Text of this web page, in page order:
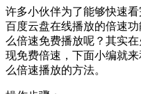
许多小伙伴为了能够快速
百度云盘在线播放的倍速
么倍速免费播放呢？其实
现免费倍速，下面小编就
么倍速播放的方法。